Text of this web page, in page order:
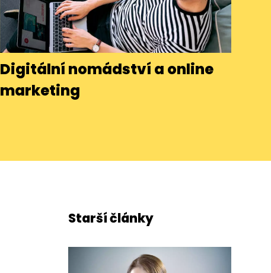
Digitální nomádství a online
marketing
Starší články